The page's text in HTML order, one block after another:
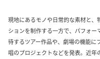
現地にあるモノや日常的な素材と
ションを制作する一方で、パフォ
待するツアー作品や、劇場の機能
唱のプロジェクトなどを発表。近